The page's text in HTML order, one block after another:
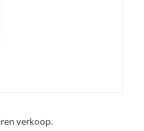
verkoop.